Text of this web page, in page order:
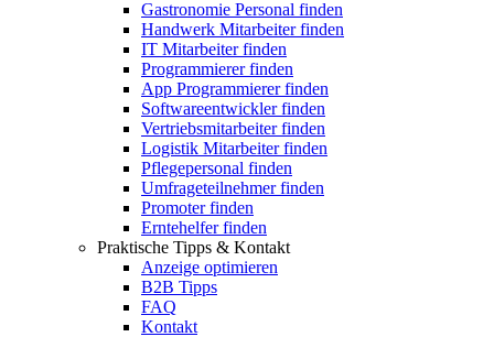
Gastronomie Personal finden
Handwerk Mitarbeiter finden
IT Mitarbeiter finden
Programmierer finden
App Programmierer finden
Softwareentwickler finden
Vertriebsmitarbeiter finden
Logistik Mitarbeiter finden
Pflegepersonal finden
Umfrageteilnehmer finden
Promoter finden
Erntehelfer finden
Praktische Tipps & Kontakt
Anzeige optimieren
B2B Tipps
FAQ
Kontakt